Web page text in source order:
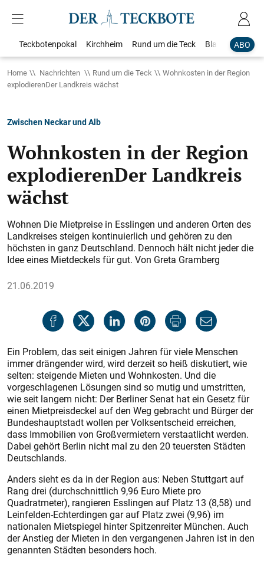
ABO
Teckbotenpokal Kirchheim Rund um die Teck Blaulicht
Home Nachrichten Rund um die Teck
Wohnkosten in der Region
explodierenDer Landkreis wächst
Zwischen Neckar und Alb
Wohnkosten in der Region
explodierenDer Landkreis
wächst
Wohnen Die Mietpreise in Esslingen und anderen Orten des
Landkreises steigen kontinuierlich und gehören zu den
höchsten in ganz Deutschland. Dennoch hält nicht jeder die
Idee eines Mietdeckels für gut. Von Greta Gramberg
21.06.2019
Ein Problem, das seit einigen Jahren für viele Menschen
immer drängender wird, wird derzeit so heiß diskutiert, wie
selten: steigende Mieten und Wohnkosten. Und die
vorgeschlagenen Lösungen sind so mutig und umstritten,
wie seit langem nicht: Der Berliner Senat hat ein Gesetz für
einen Mietpreisdeckel auf den Weg gebracht und Bürger der
Bundeshauptstadt wollen per Volksentscheid erreichen,
dass Immobilien von Großvermietern verstaatlicht werden.
Dabei gehört Berlin nicht mal zu den 20 teuersten Städten
Deutschlands.
Anders sieht es da in der Region aus: Neben Stuttgart auf
Rang drei (durchschnittlich 9,96 Euro Miete pro
Quadratmeter), rangieren Esslingen auf Platz 13 (8,58) und
Leinfelden-Echterdingen gar auf Platz zwei (9,96) im
nationalen Mietspiegel hinter Spitzenreiter München. Auch
der Anstieg der Mieten in den vergangenen Jahren ist in den
genannten Städten besonders hoch.